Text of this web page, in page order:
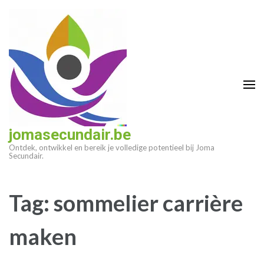
(druk
enter)
jomasecundair.be
Ontdek, ontwikkel en bereik je volledige potentieel bij Joma
Secundair.
Tag:sommelier carrière
maken